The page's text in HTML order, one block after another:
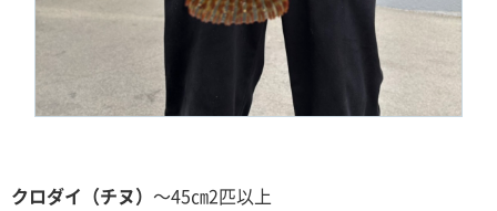
クロダイ（チヌ） ～45㎝2匹以上